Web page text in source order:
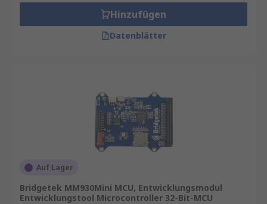
– Einsteigerfreundlich und
ideal für schnelle Projekte.
Microchip MPLAB X– Umfangreiche
Für weitere Informationen zu unseren
Mikrocontroller checken Sie auch unseren
Leitfaden Mikrocontroller
Hinzufügen
Datenblätter
Auf Lager
Bridgetek MM930Mini MCU, Entwicklungsmodul
Entwicklungstool Microcontroller 32-Bit-MCU